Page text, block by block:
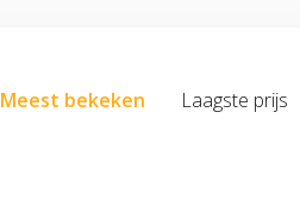
Meest bekeken Laagste prijs